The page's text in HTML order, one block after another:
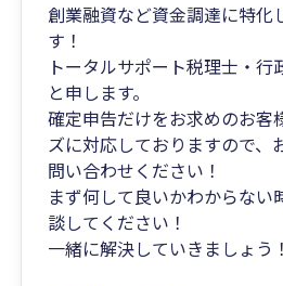
創業融資など資金調達に特化
す！
トータルサポート税理士・行
と申します。
確定申告だけをお求めのお客
ズに対応しておりますので、
問い合わせください！
まず何して良いかわからない
談してください！
一緒に解決していきましょう！